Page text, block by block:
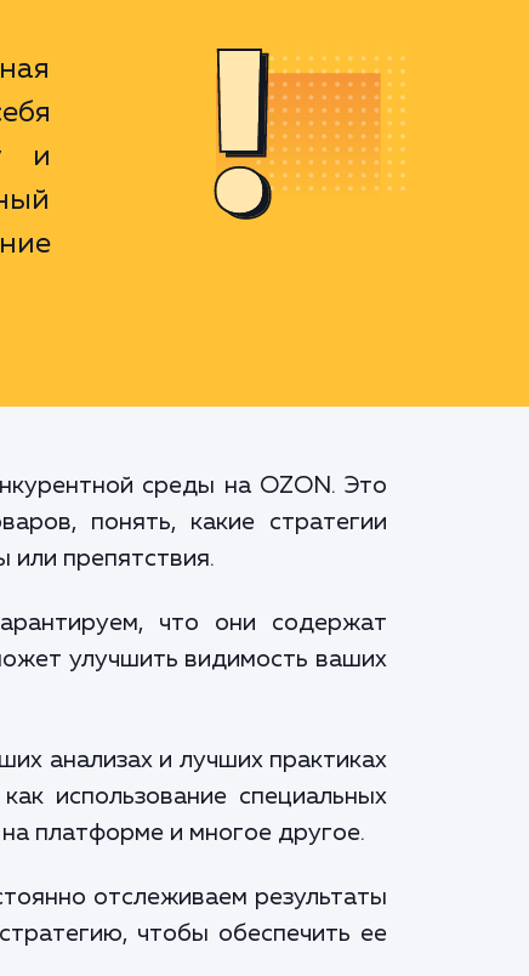
и
среды на OZON. Это
понять, какие стратегии
препятствия.
что они содержат
улучшить видимость ваших
анализах и лучших практиках
использование специальных
платформе и многое другое.
отслеживаем результаты
чтобы обеспечить ее